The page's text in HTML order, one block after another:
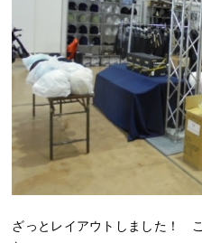
ざっとレイアウトしました！